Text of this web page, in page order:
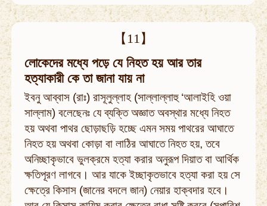
【11】
লোকেদের মধ্যে পড়ে যে নিহত হয় আর তার
হত্যাকারী কে তা জানা যায় না
ইবনু আব্বাস (রাঃ) রাসূলুল্লাহ (সাল্লাল্লাহু ‘আলাইহি ওয়া
সাল্লাম) বলেছেনঃ যে ব্যক্তি অজ্ঞাত অবস্থার মধ্যে নিহত
হয় অথবা পাথর ছোড়াছড়ি হচ্ছে এমন সময় পাথরের আঘাতে
নিহত হয় অথবা কোড়া বা লাঠির আঘাতে নিহত হয়, তবে
অনিচ্ছাকৃভাবে ভুলক্রমে হত্যা করার অনুরূপ দিয়াত বা আর্থিক
ক্ষতিপূরণ লাগবে। আর যাকে ইচ্ছাকৃতভাবে হত্যা করা হয় সে
ক্ষেত্রে কিসাস (জানের বদলে জান) নেয়ার হাক্বদার হবে।